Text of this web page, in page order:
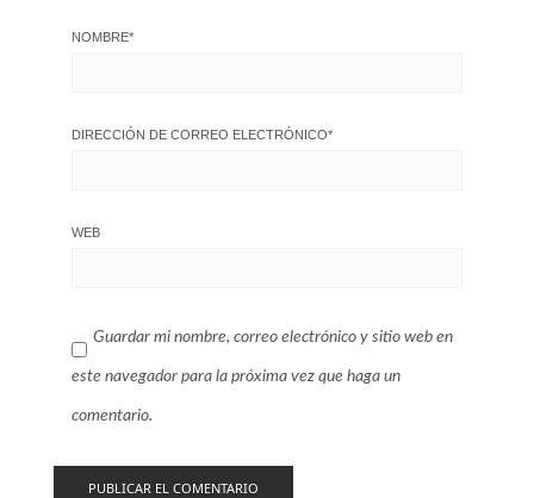
NOMBRE*
DIRECCIÓN DE CORREO ELECTRÓNICO*
WEB
Guardar mi nombre, correo electrónico y sitio web en
este navegador para la próxima vez que haga un
comentario.